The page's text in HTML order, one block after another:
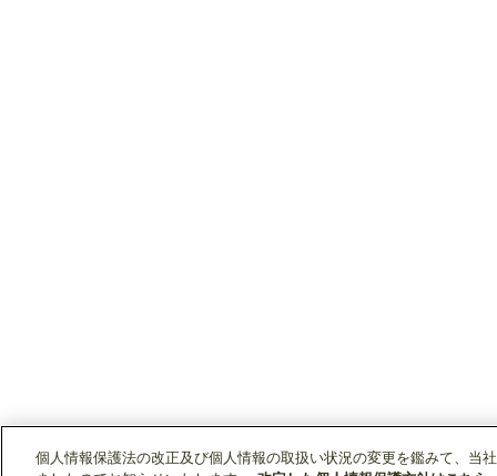
個人情報保護法の改正及び個人情報の取扱い状況の変更を鑑みて、当